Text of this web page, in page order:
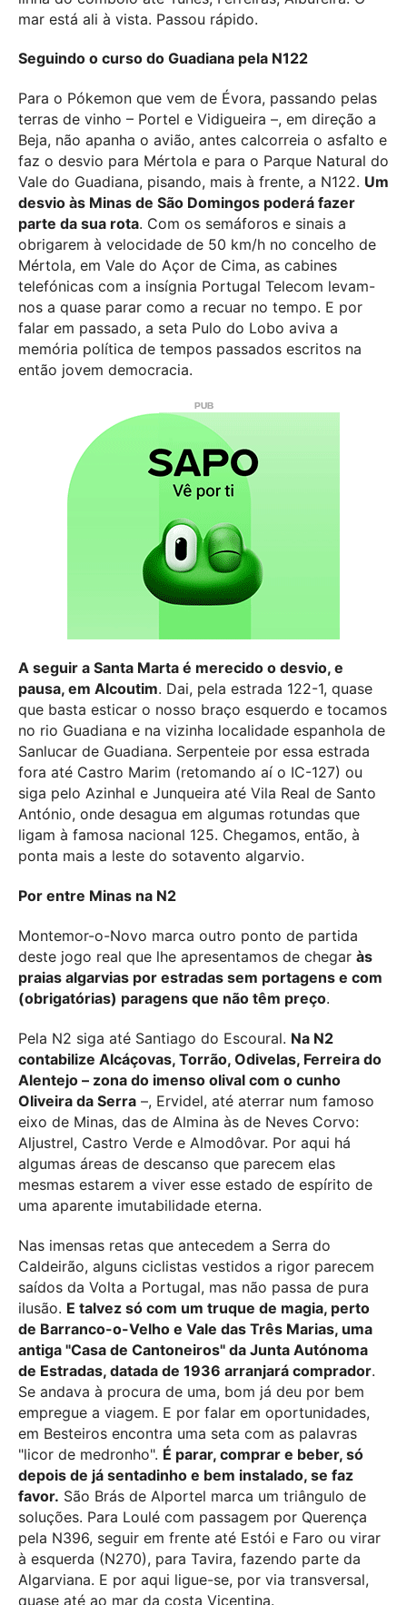
mar está ali à vista. Passou rápido.
Seguindo o curso do Guadiana pela N122
Para o Pókemon que vem de Évora, passando pelas
terras de vinho – Portel e Vidigueira –, em direção a
Beja, não apanha o avião, antes calcorreia o asfalto e
faz o desvio para Mértola e para o Parque Natural do
Vale do Guadiana, pisando, mais à frente, a N122. Um
desvio às Minas de São Domingos poderá fazer
parte da sua rota. Com os semáforos e sinais a
obrigarem à velocidade de 50 km/h no concelho de
Mértola, em Vale do Açor de Cima, as cabines
telefónicas com a insígnia Portugal Telecom levam-
nos a quase parar como a recuar no tempo. E por
falar em passado, a seta Pulo do Lobo aviva a
memória política de tempos passados escritos na
então jovem democracia.
A seguir a Santa Marta é merecido o desvio, e
pausa, em Alcoutim. Dai, pela estrada 122-1, quase
que basta esticar o nosso braço esquerdo e tocamos
no rio Guadiana e na vizinha localidade espanhola de
Sanlucar de Guadiana. Serpenteie por essa estrada
fora até Castro Marim (retomando aí o IC-127) ou
siga pelo Azinhal e Junqueira até Vila Real de Santo
António, onde desagua em algumas rotundas que
ligam à famosa nacional 125. Chegamos, então, à
ponta mais a leste do sotavento algarvio.
Por entre Minas na N2
Montemor-o-Novo marca outro ponto de partida
deste jogo real que lhe apresentamos de chegar às
praias algarvias por estradas sem portagens e com
(obrigatórias) paragens que não têm preço.
Pela N2 siga até Santiago do Escoural. Na N2
contabilize Alcáçovas, Torrão, Odivelas, Ferreira do
Alentejo – zona do imenso olival com o cunho
Oliveira da Serra –, Ervidel, até aterrar num famoso
eixo de Minas, das de Almina às de Neves Corvo:
Aljustrel, Castro Verde e Almodôvar. Por aqui há
algumas áreas de descanso que parecem elas
mesmas estarem a viver esse estado de espírito de
uma aparente imutabilidade eterna.
Nas imensas retas que antecedem a Serra do
Caldeirão, alguns ciclistas vestidos a rigor parecem
saídos da Volta a Portugal, mas não passa de pura
ilusão. E talvez só com um truque de magia, perto
de Barranco-o-Velho e Vale das Três Marias, uma
antiga "Casa de Cantoneiros" da Junta Autónoma
de Estradas, datada de 1936 arranjará comprador.
Se andava à procura de uma, bom já deu por bem
empregue a viagem. E por falar em oportunidades,
em Besteiros encontra uma seta com as palavras
"licor de medronho". É parar, comprar e beber, só
depois de já sentadinho e bem instalado, se faz
favor. São Brás de Alportel marca um triângulo de
soluções. Para Loulé com passagem por Querença
pela N396, seguir em frente até Estói e Faro ou virar
à esquerda (N270), para Tavira, fazendo parte da
Algarviana. E por aqui ligue-se, por via transversal,
quase até ao mar da costa Vicentina.